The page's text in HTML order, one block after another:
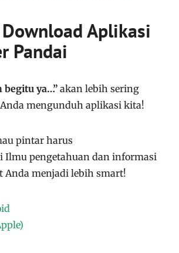
Aplikasi
Pandai
begitu ya…” akan lebih sering
mengunduh aplikasi kita!
pintar harus
Ilmu pengetahuan dan informasi
Anda menjadi lebih smart!